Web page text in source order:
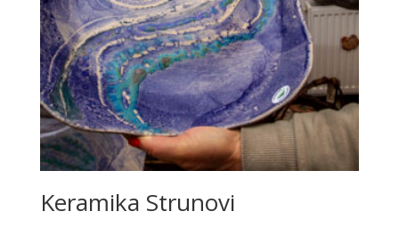
Keramika Strunovi